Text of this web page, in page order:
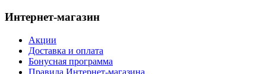
Интернет-магазин
Акции
Доставка и оплата
Бонусная программа
Правила Интернет-магазина